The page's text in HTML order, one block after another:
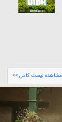
مشاهده لیست کامل >>